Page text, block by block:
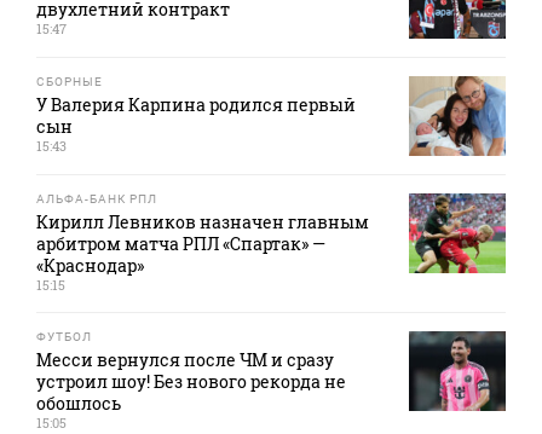
двухлетний контракт
15:47
СБОРНЫЕ
У Валерия Карпина родился первый
сын
15:43
АЛЬФА-БАНК РПЛ
Кирилл Левников назначен главным
арбитром матча РПЛ «Спартак» —
«Краснодар»
15:15
ФУТБОЛ
Месси вернулся после ЧМ и сразу
устроил шоу! Без нового рекорда не
обошлось
15:05